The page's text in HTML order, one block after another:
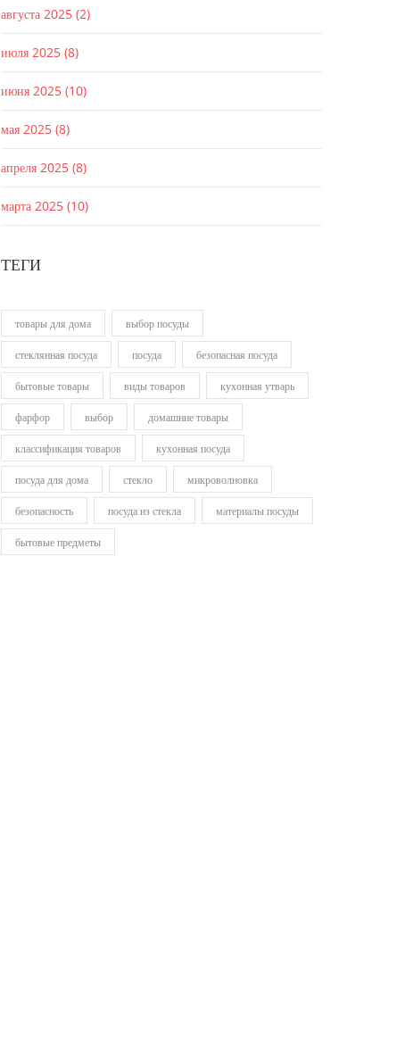
августа 2025 (2)
июля 2025 (8)
июня 2025 (10)
мая 2025 (8)
апреля 2025 (8)
марта 2025 (10)
ТЕГИ
товары для дома выбор посуды
стеклянная посуда посуда безопасная посуда
бытовые товары виды товаров кухонная утварь
фарфор выбор домашние товары
классификация товаров кухонная посуда
посуда для дома стекло микроволновка
безопасность посуда из стекла материалы посуды
бытовые предметы